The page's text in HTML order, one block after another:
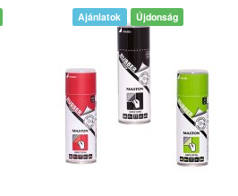
Ajánlatok Újdonság